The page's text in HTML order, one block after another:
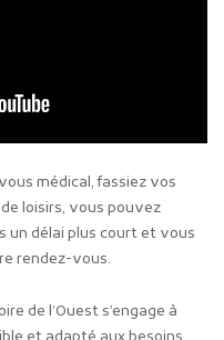
médical, fassiez vos
loisirs, vous pouvez
délai plus court et vous
rendez-vous.
de l’Ouest s’engage à